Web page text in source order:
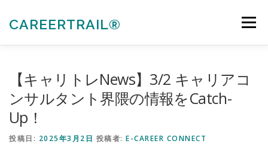
CAREERTRAIL® メニュー
法人向けサービス
【キャリトレNews】3/2 キャリアコ
ンサルタント界隈の情報をCatch-
Up！
投稿日: 2025年3月2日 投稿者: E-CAREER CONNECT